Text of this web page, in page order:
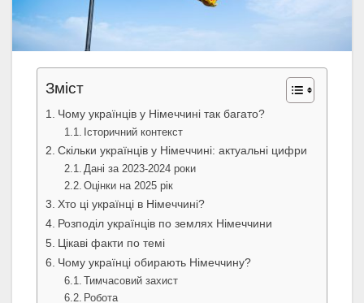
Зміст
Чому українців у Німеччині так багато?
Історичний контекст
Скільки українців у Німеччині: актуальні цифри
Дані за 2023-2024 роки
Оцінки на 2025 рік
Хто ці українці в Німеччині?
Розподіл українців по землях Німеччини
Цікаві факти по темі
Чому українці обирають Німеччину?
Тимчасовий захист
Робота